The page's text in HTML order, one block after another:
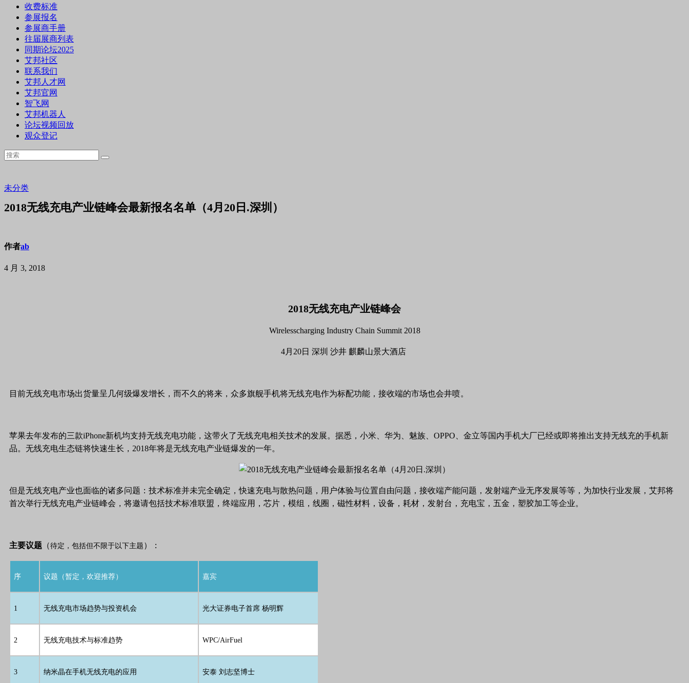
收费标准
参展报名
参展商手册
往届展商列表
同期论坛2025
艾邦社区
联系我们
艾邦人才网
艾邦官网
智飞网
艾邦机器人
论坛视频回放
观众登记
未分类
2018无线充电产业链峰会最新报名名单（4月20日.深圳）
作者ab
4 月 3, 2018
2018无线充电产业链峰会
Wirelesscharging Industry Chain Summit 2018
4月20日 深圳 沙井 麒麟山景大酒店
目前无线充电市场出货量呈几何级爆发增长，而不久的将来，众多旗舰手机将无线充电作为标配功能，接收端的市场也会井喷。
苹果去年发布的三款iPhone新机均支持无线充电功能，这带火了无线充电相关技术的发展。据悉，小米、华为、魅族、OPPO、金立等国内手机大厂已经或即将推出支持无线充的手机新
品。无线充电生态链将快速生长，2018年将是无线充电产业链爆发的一年。
但是无线充电产业也面临的诸多问题：技术标准并未完全确定，快速充电与散热问题，用户体验与位置自由问题，接收端产能问题，发射端产业无序发展等等，为加快行业发展，艾邦将
首次举行无线充电产业链峰会，将邀请包括技术标准联盟，终端应用，芯片，模组，线圈，磁性材料，设备，耗材，发射台，充电宝，五金，塑胶加工等企业。
主要议题 （待定，包括但不限于以下主题 ）：
序 议题（暂定，欢迎推荐） 嘉宾
1 无线充电市场趋势与投资机会 光大证券电子首席 杨明辉
2 无线充电技术与标准趋势 WPC/AirFuel
3 纳米晶在手机无线充电的应用 安泰 刘志坚博士